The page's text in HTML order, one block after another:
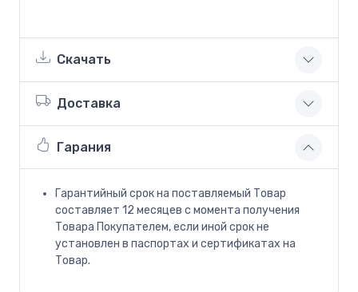
Скачать
Доставка
Гарания
Гарантийный срок на поставляемый Товар
составляет 12 месяцев с момента получения
Товара Покупателем, если иной срок не
установлен в паспортах и сертификатах на
Товар.